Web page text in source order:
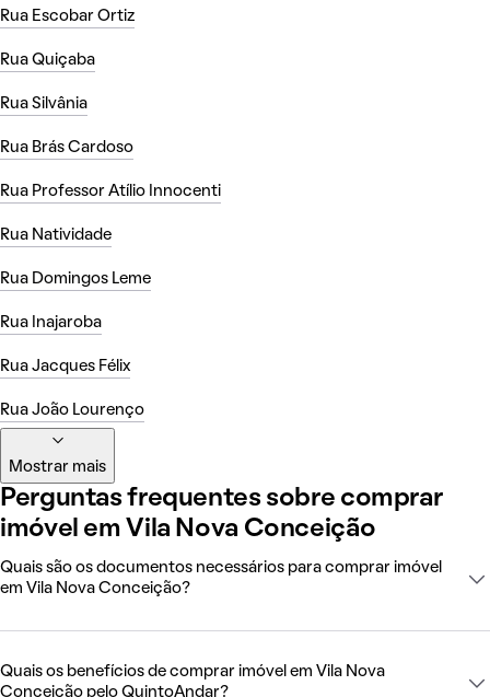
Rua Escobar Ortiz
Rua Quiçaba
Rua Silvânia
Rua Brás Cardoso
Rua Professor Atílio Innocenti
Rua Natividade
Rua Domingos Leme
Rua Inajaroba
Rua Jacques Félix
Rua João Lourenço
Mostrar mais
Perguntas frequentes sobre comprar
imóvel em Vila Nova Conceição
Quais são os documentos necessários para comprar imóvel
em Vila Nova Conceição?
Quais os benefícios de comprar imóvel em Vila Nova
Conceição pelo QuintoAndar?